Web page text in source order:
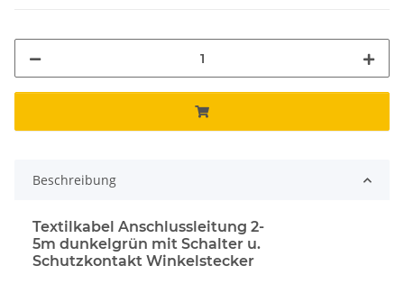
Beschreibung
Textilkabel Anschlussleitung 2-
5m dunkelgrün mit Schalter u.
Schutzkontakt Winkelstecker